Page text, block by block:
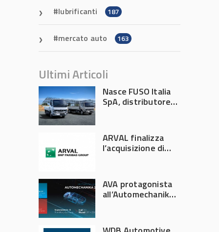
lubrificanti 187
mercato auto 163
Ultimi Articoli
Nasce FUSO Italia
SpA, distributore
ARVAL finalizza
l’acquisizione di
AVA protagonista
all’Automechanika